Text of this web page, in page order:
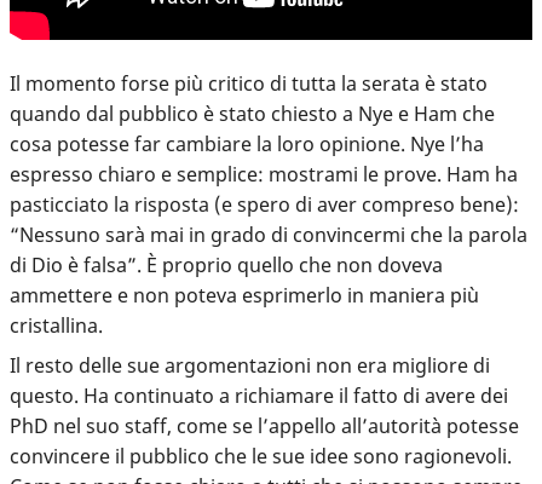
Il momento forse più critico di tutta la serata è stato
quando dal pubblico è stato chiesto a Nye e Ham che
cosa potesse far cambiare la loro opinione. Nye l’ha
espresso chiaro e semplice: mostrami le prove. Ham ha
pasticciato la risposta (e spero di aver compreso bene):
“Nessuno sarà mai in grado di convincermi che la parola
di Dio è falsa”. È proprio quello che non doveva
ammettere e non poteva esprimerlo in maniera più
cristallina.
Il resto delle sue argomentazioni non era migliore di
questo. Ha continuato a richiamare il fatto di avere dei
PhD nel suo staff, come se l’appello all’autorità potesse
convincere il pubblico che le sue idee sono ragionevoli.